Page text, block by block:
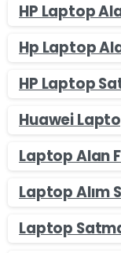
HP Laptop
Hp Laptop
HP Laptop
Huawei
Laptop Alan
Laptop Alım
Laptop